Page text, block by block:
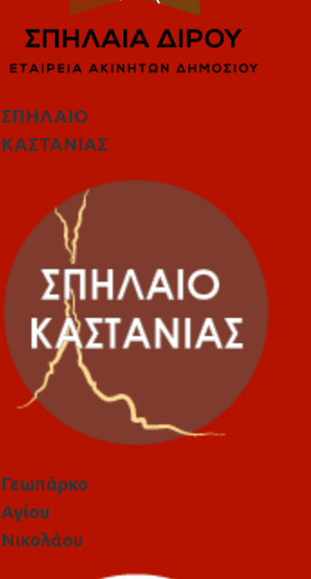
ΣΠΗΛΑΙΟ
ΚΑΣΤΑΝΙΑΣ
Γεωπάρκο
Αγίου
Νικολάου